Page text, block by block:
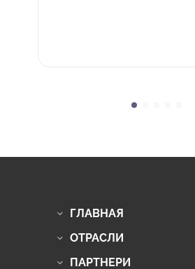
ГЛАВНАЯ
ОТРАСЛИ
ПАРТНЕРИ